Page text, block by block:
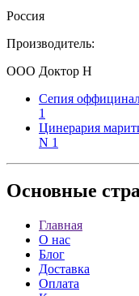
Россия
Производитель:
ООО Доктор Н
Сепия
1
Цинерария
N 1
Основные
Главная
О нас
Блог
Доставка
Оплата